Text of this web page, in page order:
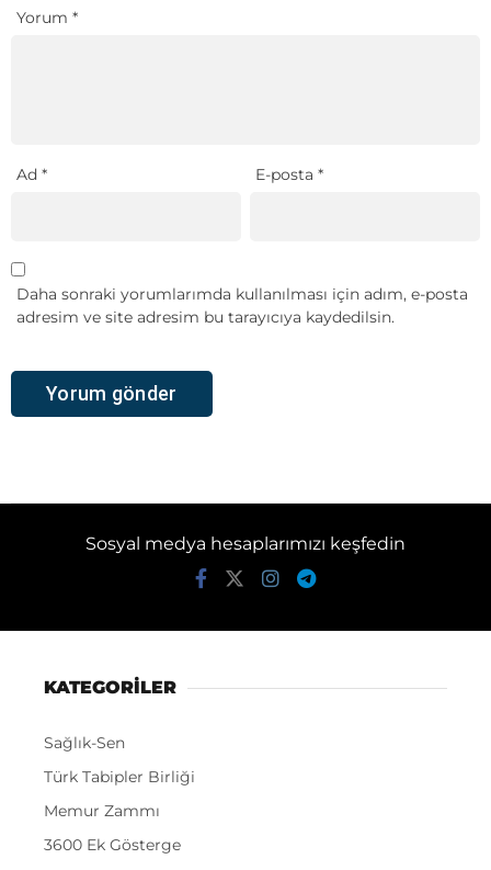
Yorum *
Ad * E-posta*
Daha sonraki yorumlarımda kullanılması için adım, e-posta
adresim ve site adresim bu tarayıcıya kaydedilsin.
Sosyal medya hesaplarımızı keşfedin
KATEGORİLER
Sağlık-Sen
Türk Tabipler Birliği
Memur Zammı
3600 Ek Gösterge